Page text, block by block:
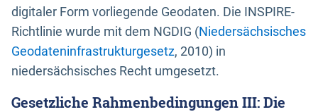
digitaler Form vorliegende Geodaten. Die INSPIRE-
Richtlinie wurde mit dem NGDIG (Niedersächsisches
Geodateninfrastrukturgesetz, 2010) in
niedersächsisches Recht umgesetzt.
Gesetzliche Rahmenbedingungen III: Die